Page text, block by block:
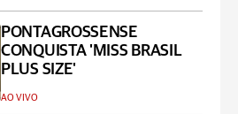
PONTAGROSSENSE
CONQUISTA 'MISS BRASIL
PLUS SIZE'
AO VIVO